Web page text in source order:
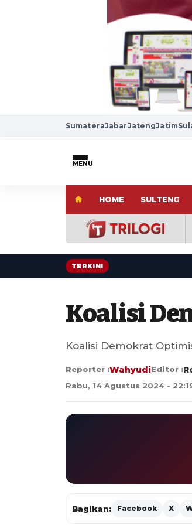
SumateraJabarJatengJatim
MENU
HOME SULTENG
TERKINI
Koalisi
Koalisi Demokrat
Reporter :WahyudiEditor :
Rabu, 14 Agustus 2024 -
Bagikan: Facebook X